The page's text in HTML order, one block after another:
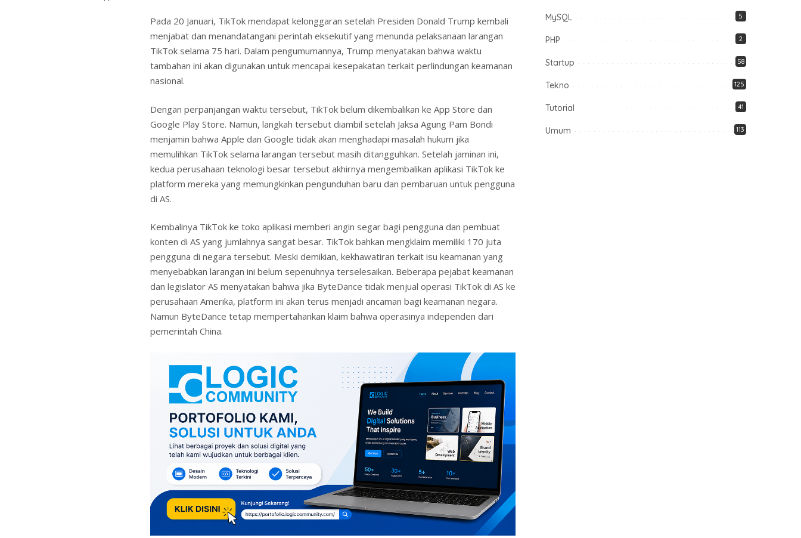
Pada 20 Januari, TikTok mendapat kelonggaran setelah Presiden Donald Trump kembali
menjabat dan menandatangani perintah eksekutif yang menunda pelaksanaan larangan
TikTok selama 75 hari. Dalam pengumumannya, Trump menyatakan bahwa waktu
tambahan ini akan digunakan untuk mencapai kesepakatan terkait perlindungan keamanan
nasional.
Dengan perpanjangan waktu tersebut, TikTok belum dikembalikan ke App Store dan
Google Play Store. Namun, langkah tersebut diambil setelah Jaksa Agung Pam Bondi
menjamin bahwa Apple dan Google tidak akan menghadapi masalah hukum jika
memulihkan TikTok selama larangan tersebut masih ditangguhkan. Setelah jaminan ini,
kedua perusahaan teknologi besar tersebut akhirnya mengembalikan aplikasi TikTok ke
platform mereka yang memungkinkan pengunduhan baru dan pembaruan untuk pengguna
di AS.
Kembalinya TikTok ke toko aplikasi memberi angin segar bagi pengguna dan pembuat
konten di AS yang jumlahnya sangat besar. TikTok bahkan mengklaim memiliki 170 juta
pengguna di negara tersebut. Meski demikian, kekhawatiran terkait isu keamanan yang
menyebabkan larangan ini belum sepenuhnya terselesaikan. Beberapa pejabat keamanan
dan legislator AS menyatakan bahwa jika ByteDance tidak menjual operasi TikTok di AS ke
perusahaan Amerika, platform ini akan terus menjadi ancaman bagi keamanan negara.
Namun ByteDance tetap mempertahankan klaim bahwa operasinya independen dari
pemerintah China.
MySQL 5
PHP 2
Startup 58
Tekno 125
Tutorial 41
Umum 113